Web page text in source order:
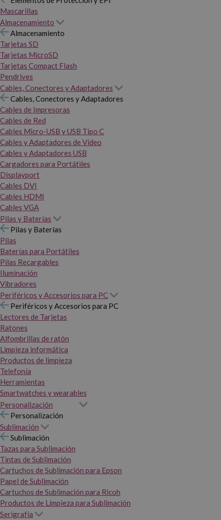
Mascarillas
Almacenamiento
Almacenamiento
Tarjetas SD
Tarjetas MicroSD
Tarjetas Compact Flash
Pendrives
Cables, Conectores y Adaptadores
Cables, Conectores y Adaptadores
Cables de Impresoras
Cables de Red
Cables Micro-USB y USB Tipo C
Cables y Adaptadores de Vídeo
Cables y Adaptadores USB
Cargadores para Portátiles
Displayport
Cables DVI
Cables HDMI
Cables VGA
Pilas y Baterías
Pilas y Baterías
Pilas
Baterías para Portátiles
Pilas Recargables
Iluminación
Vibradores
Periféricos y Accesorios para PC
Periféricos y Accesorios para PC
Lectores de Tarjetas
Ratones
Alfombrillas de ratón
Limpieza informática
Productos de limpieza
Telefonía
Herramientas
Smartwatches y wearables
Personalización
Personalización
Sublimación
Sublimación
Tazas para Sublimación
Tintas de Sublimación
Cartuchos de Sublimación para Epson
Papel de Sublimación
Cartuchos de Sublimación para Ricoh
Productos de Limpieza para Sublimación
Serigrafía